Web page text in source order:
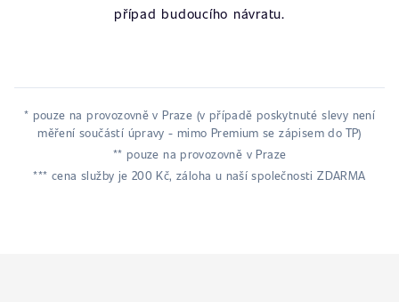
případ budoucího návratu.
* pouze na provozovně v Praze (v případě poskytnuté slevy není
měření součástí úpravy - mimo Premium se zápisem do TP)
** pouze na provozovně v Praze
*** cena služby je 200 Kč, záloha u naší společnosti ZDARMA